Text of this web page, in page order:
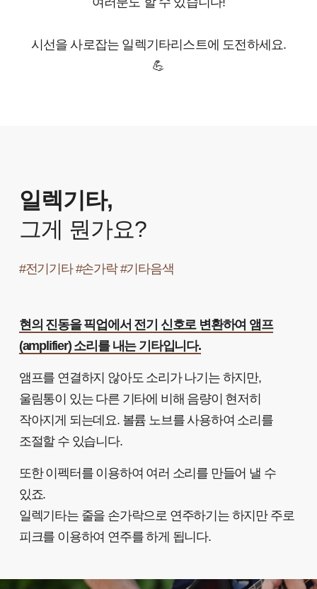
시선을 사로잡는 일렉기타리스트에 도전하세요.
💪
일렉기타,
그게 뭔가요?
#전기기타 #손가락 #기타음색
현의 진동을 픽업에서 전기 신호로 변환하여 앰프
(amplifier) 소리를 내는 기타입니다.
앰프를 연결하지 않아도 소리가 나기는 하지만,
울림통이 있는 다른 기타에 비해 음량이 현저히
작아지게 되는데요. 볼륨 노브를 사용하여 소리를
조절할 수 있습니다.
또한 이펙터를 이용하여 여러 소리를 만들어 낼 수
있죠.
일렉기타는 줄을 손가락으로 연주하기는 하지만 주로
피크를 이용하여 연주를 하게 됩니다.